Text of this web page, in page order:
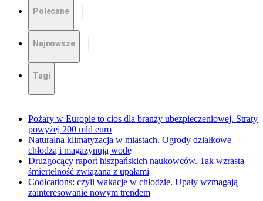
Polecane
Najnowsze
Tagi
Pożary w Europie to cios dla branży ubezpieczeniowej. Straty
powyżej 200 mld euro
Naturalna klimatyzacja w miastach. Ogrody działkowe
chłodzą i magazynują wodę
Druzgocący raport hiszpańskich naukowców. Tak wzrasta
śmiertelność związana z upałami
Coolcations: czyli wakacje w chłodzie. Upały wzmagają
zainteresowanie nowym trendem